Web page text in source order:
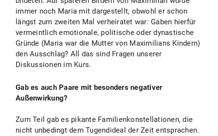
immer noch Maria mit dargestellt, obwohl er schon
längst zum zweiten Mal verheiratet war: Gaben hierfür
vermeintlich emotionale, politische oder dynastische
Gründe (Maria war die Mutter von Maximilians Kindern)
den Ausschlag? All das sind Fragen unserer
Diskussionen im Kurs.
Gab es auch Paare mit besonders negativer
Außenwirkung?
Zum Teil gab es pikante Familienkonstellationen, die
nicht unbedingt dem Tugendideal der Zeit entsprachen.